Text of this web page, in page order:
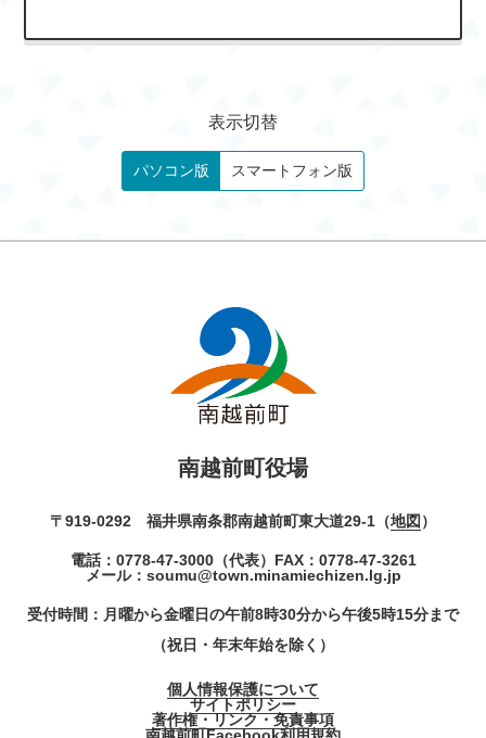
表示切替
パソコン版 スマートフォン版
南越前町役場
〒919-0292 福井県南条郡南越前町東大道29-1（地図 ）
電話： 0778-47-3000（代表） FAX：0778-47-3261
メール： soumu@town.minamiechizen.lg.jp
受付時間：月曜から金曜日の午前8時30分から午後5時15分まで
（祝日・年末年始を除く）
個人情報保護について
サイトポリシー
著作権・リンク・免責事項